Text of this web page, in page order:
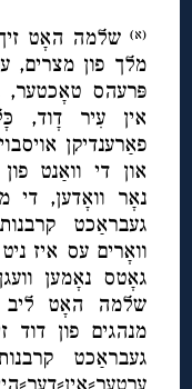
(א) שלמה האָט
מלך פון מצרים,
פּרעהס טאָכטער,
אין עִיר דָוד,
פאַרענדיקן
און די וואַנט
נאָר וואָדען, די
געבראַכט
וואָרים עס איז ניט
גאָטס נאָמען
שלמה האָט ליב
מנהגים פון דוד
געבראַכט